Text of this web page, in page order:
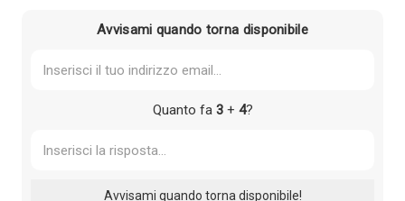
Avvisami quando torna disponibile
Quanto fa 3+ 4?